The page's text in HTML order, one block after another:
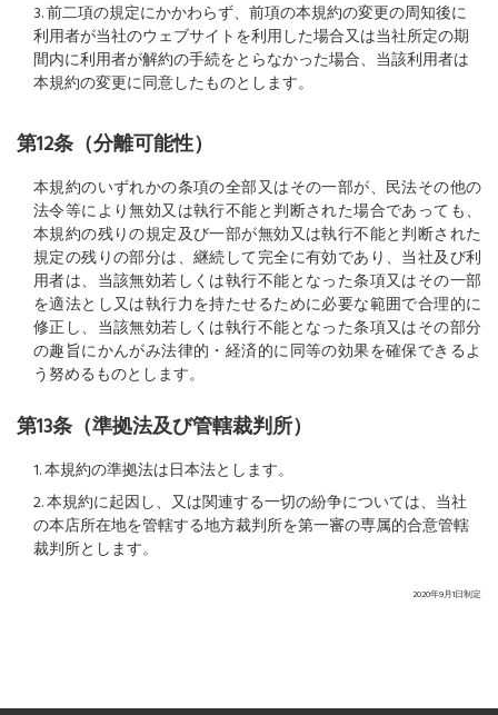
3. 前二項の規定にかかわらず、前項の本規約の変更の周知後に
利用者が当社のウェブサイトを利用した場合又は当社所定の期
間内に利用者が解約の手続をとらなかった場合、当該利用者は
本規約の変更に同意したものとします。
第12条（分離可能性）
本規約のいずれかの条項の全部又はその一部が、民法その他の
法令等により無効又は執行不能と判断された場合であっても、
本規約の残りの規定及び一部が無効又は執行不能と判断された
規定の残りの部分は、継続して完全に有効であり、当社及び利
用者は、当該無効若しくは執行不能となった条項又はその一部
を適法とし又は執行力を持たせるために必要な範囲で合理的に
修正し、当該無効若しくは執行不能となった条項又はその部分
の趣旨にかんがみ法律的・経済的に同等の効果を確保できるよ
う努めるものとします。
第13条（準拠法及び管轄裁判所）
1. 本規約の準拠法は日本法とします。
2. 本規約に起因し、又は関連する一切の紛争については、当社
の本店所在地を管轄する地方裁判所を第一審の専属的合意管轄
裁判所とします。
2020年9月1日制定